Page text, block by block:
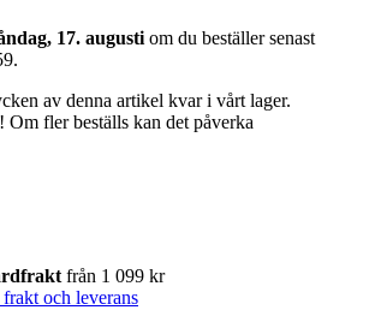
17. augusti om du beställer senast
.
av denna artikel kvar i vårt lager.
fler beställs kan det påverka
från 1 099 kr
och leverans